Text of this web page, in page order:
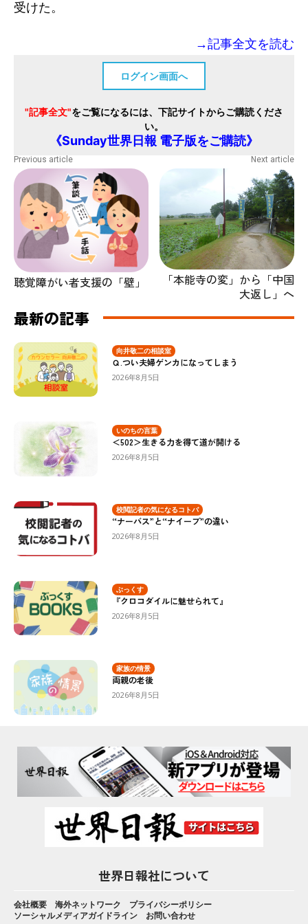
受けた。
→記事全文を読む
ログイン画面へ
"記事全文"をご覧になるには、下記サイトからご購読くださ
い。
《Sunday世界日報 電子版をご購読》
Previous article
聴覚障がい者支援の「壁」
Next article
「本能寺の変」から「中国
大返し」へ
最新の記事
向井敬二の相談室
Ｑ.つい夫婦ゲンカになってしまう
2026年8月5日
いのちの言葉
＜502＞生きる力を得て道が開ける
2026年8月5日
校閲記者の気になるコトバ
“ナーバス”と“ナイーブ”の違い
2026年8月5日
ぶっくす
『クロコダイルに魅せられて』
2026年8月5日
家族の情景
両親の老後
2026年8月5日
世界日報社について
会社概要 海外ネットワーク
プライバシーポリシー
ソーシャルメディアガイドライン
お問い合わせ